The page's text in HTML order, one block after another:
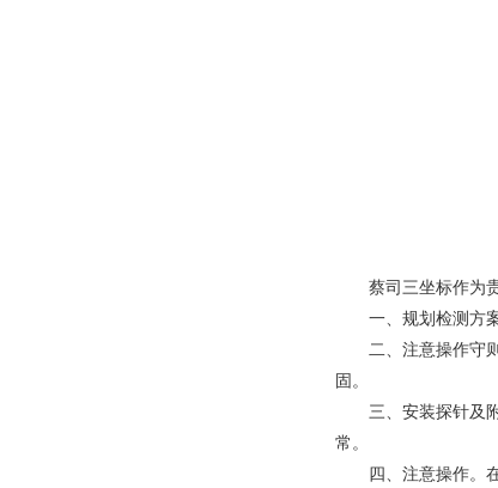
蔡司三坐标作为
一、规划检测方案
二、注意操作守则
固。
三、安装探针及附
常。
四、注意操作。在